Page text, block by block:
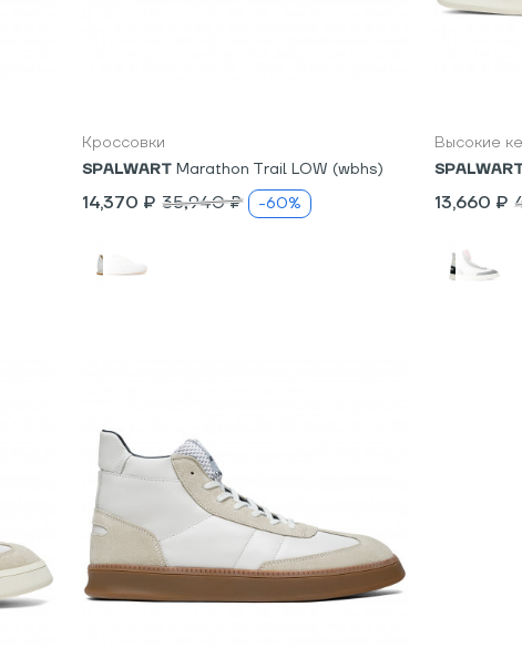
Кроссовки
SPALWART Marathon Trail LOW (wbhs)
14,370 ₽ 35,940 ₽ -60%
Высокие
13,660 ₽